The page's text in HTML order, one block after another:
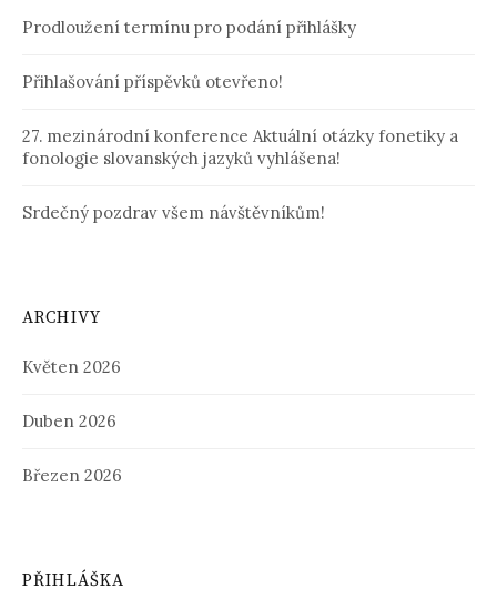
Prodloužení termínu pro podání přihlášky
Přihlašování příspěvků otevřeno!
27. mezinárodní konference Aktuální otázky fonetiky a
fonologie slovanských jazyků vyhlášena!
Srdečný pozdrav všem návštěvníkům!
ARCHIVY
Květen 2026
Duben 2026
Březen 2026
PŘIHLÁŠKA